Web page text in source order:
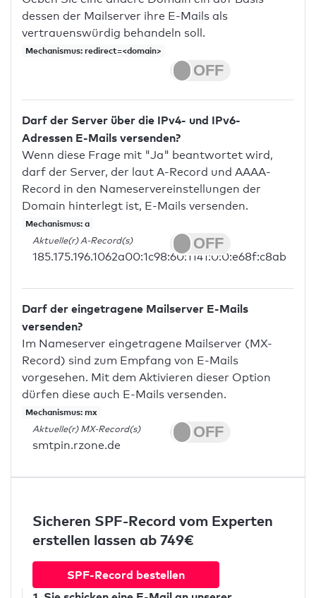
dessen der Mailserver ihre E-Mails als
vertrauenswürdig behandeln soll.
Mechanismus: redirect=<domain>
Darf der Server über die IPv4- und IPv6-
Adressen E-Mails versenden?
Wenn diese Frage mit "Ja" beantwortet wird,
darf der Server, der laut A-Record und AAAA-
Record in den Nameservereinstellungen der
Domain hinterlegt ist, E-Mails versenden.
Mechanismus: a
Aktuelle(r) A-Record(s)
185.175.196.1062a00:1c98:60:1141:0:0:e68f:c8ab
Darf der eingetragene Mailserver E-Mails
versenden?
Im Nameserver eingetragene Mailserver (MX-
Record) sind zum Empfang von E-Mails
vorgesehen. Mit dem Aktivieren dieser Option
dürfen diese auch E-Mails versenden.
Mechanismus: mx
Aktuelle(r) MX-Record(s)
smtpin.rzone.de
Sicheren SPF-Record vom Experten
erstellen lassen ab 749€
SPF-Record bestellen